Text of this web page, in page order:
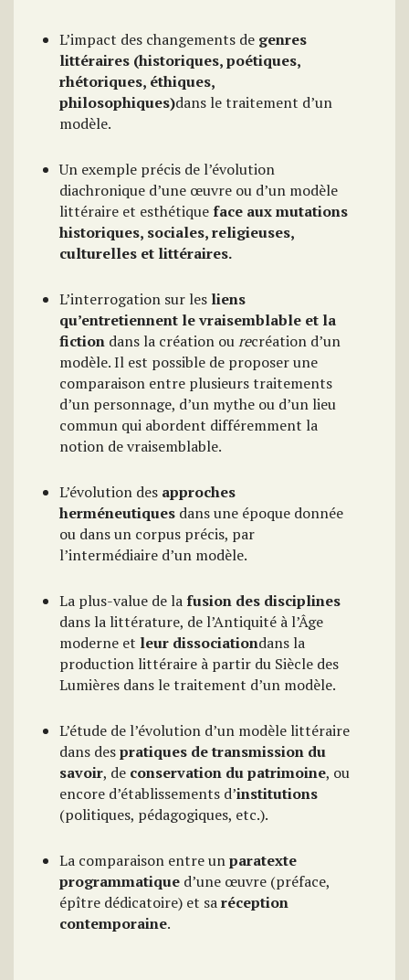
L’impact des changements de genres
littéraires (historiques, poétiques,
rhétoriques, éthiques,
philosophiques)dans le traitement d’un
modèle.
Un exemple précis de l’évolution
diachronique d’une œuvre ou d’un modèle
littéraire et esthétiqueface aux mutations
historiques, sociales, religieuses,
culturelles et littéraires.
L’interrogation sur les liens
qu’entretiennent le vraisemblable et la
fiction dans la création ourecréation d’un
modèle. Il est possible de proposer une
comparaison entre plusieurs traitements
d’un personnage, d’un mythe ou d’un lieu
commun qui abordent différemment la
notion de vraisemblable.
L’évolution des approches
herméneutiques dans une époque donnée
ou dans un corpus précis, par
l’intermédiaire d’un modèle.
La plus-value de lafusion des disciplines
dans la littérature, de l’Antiquité à l’Âge
moderne et leur dissociationdans la
production littéraire à partir du Siècle des
Lumières dans le traitement d’un modèle.
L’étude de l’évolution d’un modèle littéraire
dans despratiques de transmission du
savoir, de conservation du patrimoine, ou
encore d’établissements d’institutions
(politiques, pédagogiques, etc.).
La comparaison entre unparatexte
programmatique d’une œuvre (préface,
épître dédicatoire) et saréception
contemporaine.